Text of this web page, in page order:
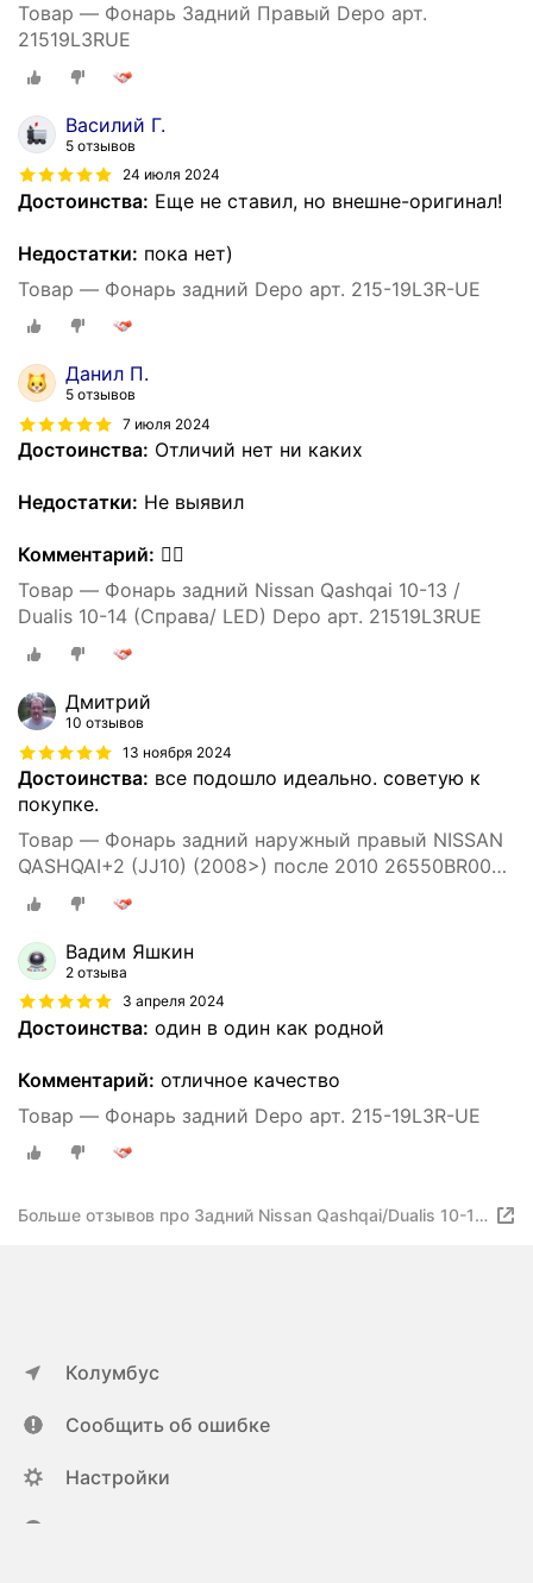
Товар — Фонарь Задний Правый Depo арт.
21519L3RUE
Василий Г.
5 отзывов
24 июля 2024
Достоинства: Еще не ставил, но внешне-оригинал!
Недостатки: пока нет)
Товар — Фонарь задний Depo арт. 215-19L3R-UE
Данил П.
5 отзывов
7 июля 2024
Достоинства: Отличий нет ни каких
Недостатки: Не выявил
Комментарий: 👍🏻
Товар — Фонарь задний Nissan Qashqai 10-13 /
Dualis 10-14 (Справа/ LED) Depo арт. 21519L3RUE
Дмитрий
10 отзывов
13 ноября 2024
Достоинства: все подошло идеально. советую к
покупке.
Товар — Фонарь задний наружный правый NISSAN
QASHQAI+2 (JJ10) (2008>) после 2010 26550BR00B
С платой ! Depo арт. 215-19L3R-UE
Вадим Яшкин
2 отзыва
3 апреля 2024
Достоинства: один в один как родной
Комментарий: отличное качество
Товар — Фонарь задний Depo арт. 215-19L3R-UE
Больше отзывов про Задний Nissan Qashqai/Dualis 10-14
Колумбус
Сообщить об ошибке
Настройки